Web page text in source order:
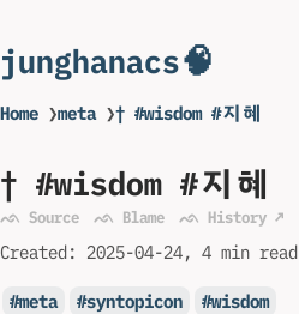
junghanacs🧠
Home ❯meta ❯† #wisdom #지혜
† #wisdom #지혜
ᨒ Source ᨒ Blame ᨒ History ↗
Created: 2025-04-24 4 min read
meta syntopicon wisdom